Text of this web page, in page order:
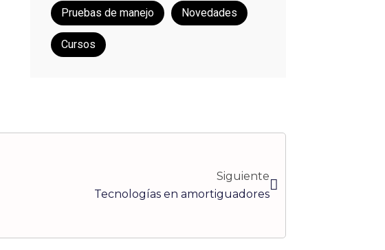
Pruebas de manejo Novedades
Cursos
Siguiente
Tecnologías en amortiguadores